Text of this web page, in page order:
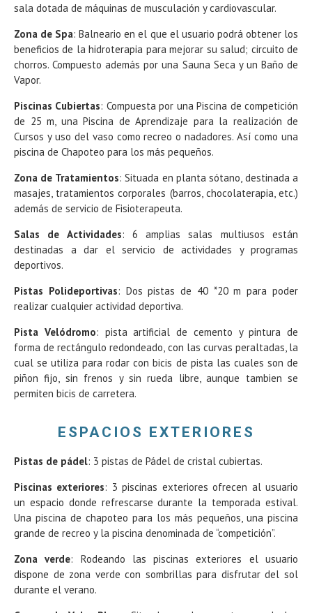
sala dotada de máquinas de musculación y cardiovascular.
Zona de Spa: Balneario en el que el usuario podrá obtener los
beneficios de la hidroterapia para mejorar su salud; circuito de
chorros. Compuesto además por una Sauna Seca y un Baño de
Vapor.
Piscinas Cubiertas: Compuesta por una Piscina de competición
de 25 m, una Piscina de Aprendizaje para la realización de
Cursos y uso del vaso como recreo o nadadores. Así como una
piscina de Chapoteo para los más pequeños.
Zona de Tratamientos: Situada en planta sótano, destinada a
masajes, tratamientos corporales (barros, chocolaterapia, etc.)
además de servicio de Fisioterapeuta.
Salas de Actividades: 6 amplias salas multiusos están
destinadas a dar el servicio de actividades y programas
deportivos.
Pistas Polideportivas: Dos pistas de 40 *20 m para poder
realizar cualquier actividad deportiva.
Pista Velódromo: pista artificial de cemento y pintura de
forma de rectángulo redondeado, con las curvas peraltadas, la
cual se utiliza para rodar con bicis de pista las cuales son de
piñon fijo, sin frenos y sin rueda libre, aunque tambien se
permiten bicis de carretera.
ESPACIOS EXTERIORES
Pistas de pádel: 3 pistas de Pádel de cristal cubiertas.
Piscinas exteriores: 3 piscinas exteriores ofrecen al usuario
un espacio donde refrescarse durante la temporada estival.
Una piscina de chapoteo para los más pequeños, una piscina
grande de recreo y la piscina denominada de “competición”.
Zona verde: Rodeando las piscinas exteriores el usuario
dispone de zona verde con sombrillas para disfrutar del sol
durante el verano.